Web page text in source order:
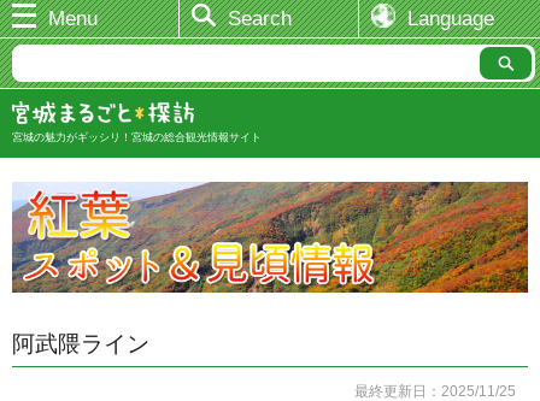
Menu Search Language
宮城の魅力がギッシリ！宮城の総合観光情報サイト
阿武隈ライン
最終更新日：2025/11/25